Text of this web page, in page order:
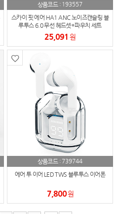
상품코드 : 193557
스카이 핏 에어 HA1 ANC 노이즈캔슬링 블
루투스 6.0 무선 헤드셋+파우치 세트
25,091 원
상품코드 : 739744
에어 투 이어 LED TWS 블루투스 이어폰
7,800원